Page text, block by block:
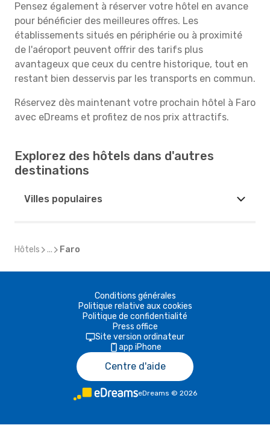
Pensez également à réserver votre hôtel en avance
pour bénéficier des meilleures offres. Les
établissements situés en périphérie ou à proximité
de l'aéroport peuvent offrir des tarifs plus
avantageux que ceux du centre historique, tout en
restant bien desservis par les transports en commun.
Réservez dès maintenant votre prochain hôtel à Faro
avec eDreams et profitez de nos prix attractifs.
Explorez des hôtels dans d'autres
destinations
Villes populaires
Hôtels ... Faro
Conditions générales
Politique relative aux cookies
Politique de confidentialité
Press office
Site version ordinateur
app iPhone
Centre d'aide
eDreams © 2026